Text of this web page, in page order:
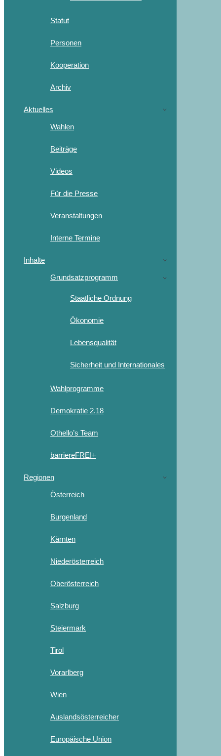
Statut
Personen
Kooperation
Archiv
Aktuelles
Wahlen
Beiträge
Videos
Für die Presse
Veranstaltungen
Interne Termine
Inhalte
Grundsatzprogramm
Staatliche Ordnung
Ökonomie
Lebensqualität
Sicherheit und Internationales
Wahlprogramme
Demokratie 2.18
Othello’s Team
barriereFREI+
Regionen
Österreich
Burgenland
Kärnten
Niederösterreich
Oberösterreich
Salzburg
Steiermark
Tirol
Vorarlberg
Wien
Auslandsösterreicher
Europäische Union